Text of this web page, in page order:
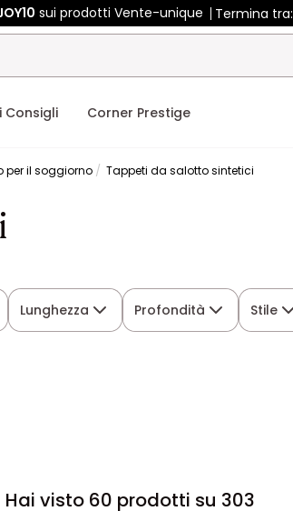
sui prodotti Vente-unique Termina tra:
Consigli Corner Prestige
per il soggiorno Tappeti da salotto sintetici
Lunghezza Profondità Stile
Hai visto 60 prodotti su 303